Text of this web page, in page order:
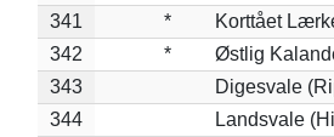
341
*
Korttået
342
*
Østlig
343
Digesvale
344
Landsvale